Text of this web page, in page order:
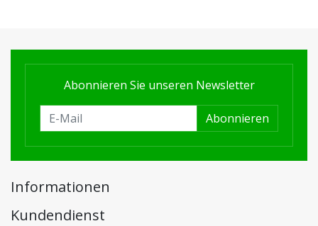
Abonnieren Sie unseren Newsletter
Abonnieren
Informationen
Kundendienst